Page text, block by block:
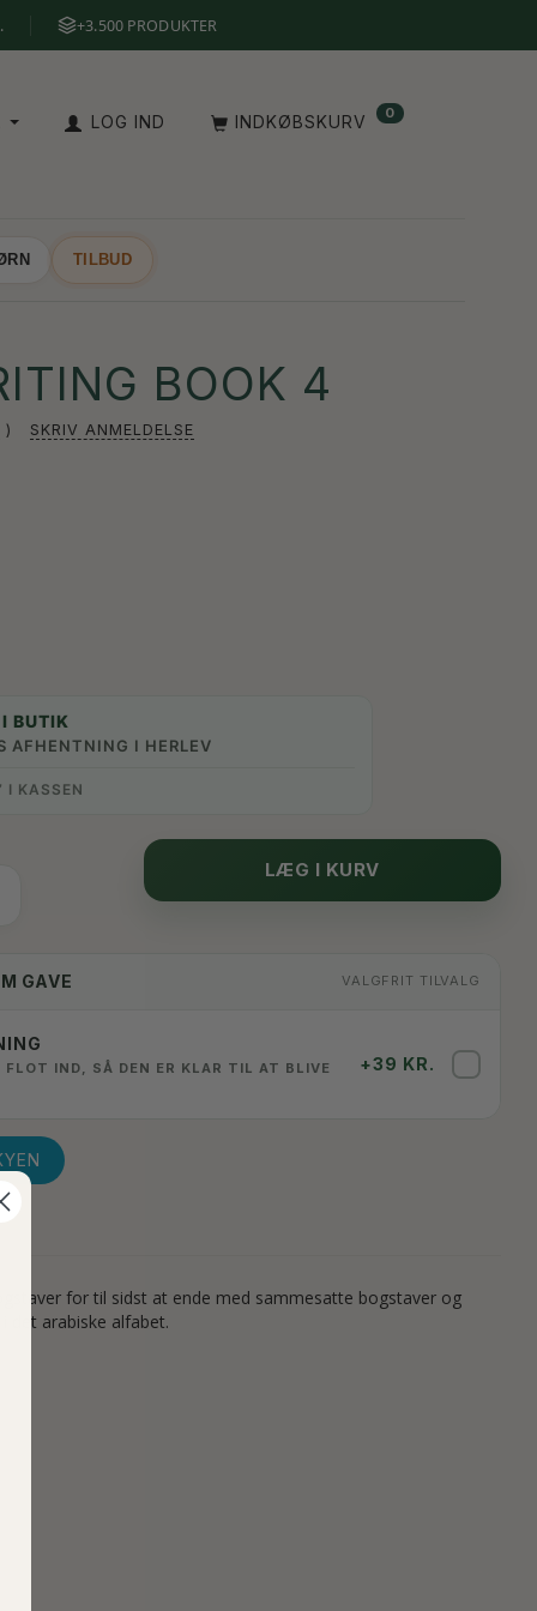
+3.500 PRODUKTER
LOG IND INDKØBSKURV 0
TILBUD
BOOK 4
SKRIV ANMELDELSE
BUTIK
AFHENTNING I HERLEV
I KASSEN
LÆG I KURV
GAVE VALGFRIT TILVALG
FLOT IND, SÅ DEN ER KLAR TIL AT BLIVE
+39 KR.
for til sidst at ende med sammesatte bogstaver og
arabiske alfabet.